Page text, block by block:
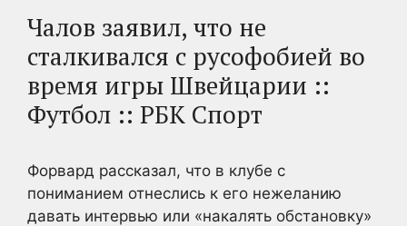
Чалов заявил, что не
сталкивался с русофобией во
время игры Швейцарии ::
Футбол :: РБК Спорт
Форвард рассказал, что в клубе с
пониманием отнеслись к его нежеланию
давать интервью или «накалять обстановку»